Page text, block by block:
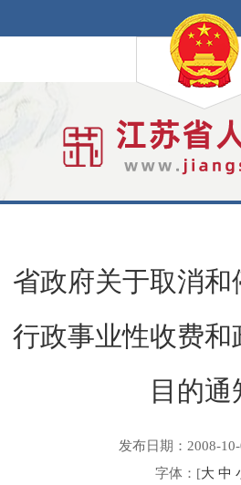
省政府关于取消和
行政事业性收费和
目的通
发布日期：2008-
字体：[大 中